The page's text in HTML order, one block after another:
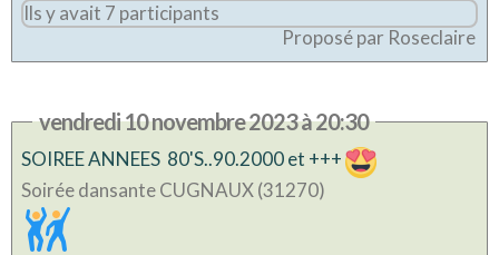
Ils y avait 7 participants
Proposé par Roseclaire
vendredi 10 novembre 2023 à 20:30
SOIREE ANNEES 80'S..90.2000 et +++
Soirée dansante CUGNAUX (31270)